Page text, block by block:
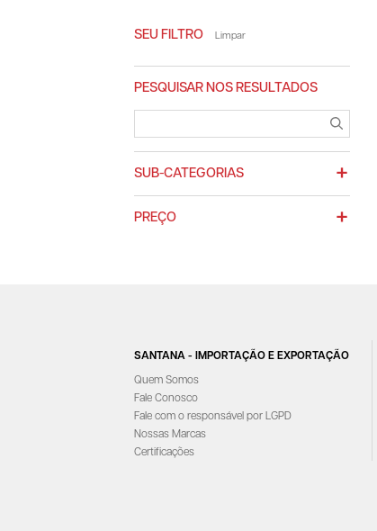
SEU FILTRO Limpar
PESQUISAR NOS RESULTADOS
SUB-CATEGORIAS
PREÇO
SANTANA - IMPORTAÇÃO E EXPORTAÇÃO
Quem Somos
Fale Conosco
Fale com o responsável por LGPD
Nossas Marcas
Certificações